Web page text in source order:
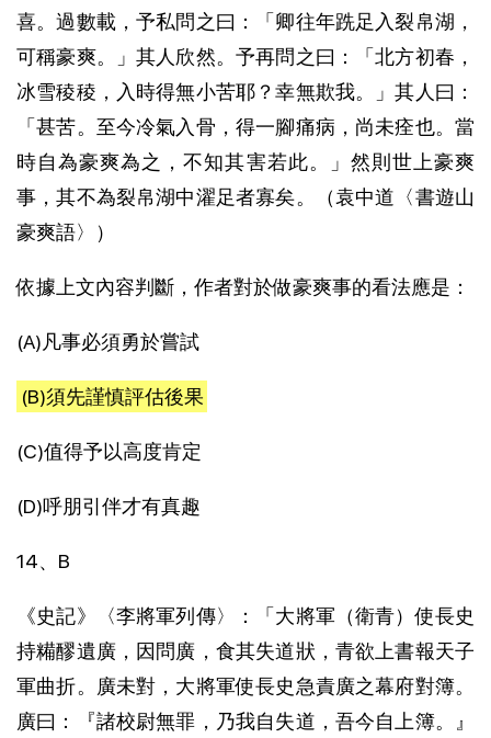
喜。過數載，予私問之曰：「卿往年跣足入裂帛湖，
可稱豪爽。」其人欣然。予再問之曰：「北方初春，
冰雪稜稜，入時得無小苦耶？幸無欺我。」其人曰：
「甚苦。至今冷氣入骨，得一腳痛病，尚未痊也。當
時自為豪爽為之，不知其害若此。」然則世上豪爽
事，其不為裂帛湖中濯足者寡矣。（袁中道〈書遊山
豪爽語〉）
依據上文內容判斷，作者對於做豪爽事的看法應是：
(A)凡事必須勇於嘗試
(B)須先謹慎評估後果
(C)值得予以高度肯定
(D)呼朋引伴才有真趣
14、B
《史記》〈李將軍列傳〉：「大將軍（衛青）使長史
持糒醪遺廣，因問廣，食其失道狀，青欲上書報天子
軍曲折。廣未對，大將軍使長史急責廣之幕府對簿。
廣曰：『諸校尉無罪，乃我自失道，吾今自上簿。』